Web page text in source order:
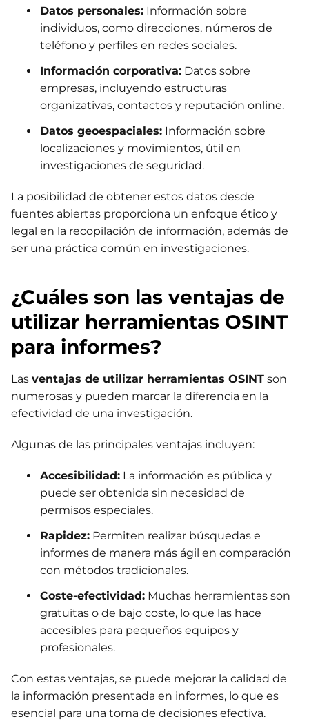
Datos personales: Información sobre
individuos, como direcciones, números de
teléfono y perfiles en redes sociales.
Información corporativa: Datos sobre
empresas, incluyendo estructuras
organizativas, contactos y reputación online.
Datos geoespaciales: Información sobre
localizaciones y movimientos, útil en
investigaciones de seguridad.
La posibilidad de obtener estos datos desde
fuentes abiertas proporciona un enfoque ético y
legal en la recopilación de información, además de
ser una práctica común en investigaciones.
¿Cuáles son las ventajas de
utilizar herramientas OSINT
para informes?
Las ventajas de utilizar herramientas OSINT son
numerosas y pueden marcar la diferencia en la
efectividad de una investigación.
Algunas de las principales ventajas incluyen:
Accesibilidad: La información es pública y
puede ser obtenida sin necesidad de
permisos especiales.
Rapidez: Permiten realizar búsquedas e
informes de manera más ágil en comparación
con métodos tradicionales.
Coste-efectividad: Muchas herramientas son
gratuitas o de bajo coste, lo que las hace
accesibles para pequeños equipos y
profesionales.
Con estas ventajas, se puede mejorar la calidad de
la información presentada en informes, lo que es
esencial para una toma de decisiones efectiva.